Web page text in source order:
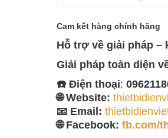
Cam kết hàng chính hãng
Hỗ trợ về giải pháp –
Giải pháp toàn diện
☎️ Điện thoại:
🌐 Website:
📧 Email:
🌐 Facebook: fb.com/